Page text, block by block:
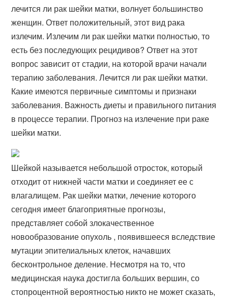
лечится ли рак шейки матки, волнует большинство
женщин. Ответ положительный, этот вид рака
излечим. Излечим ли рак шейки матки полностью, то
есть без последующих рецидивов? Ответ на этот
вопрос зависит от стадии, на которой врачи начали
терапию заболевания. Лечится ли рак шейки матки.
Какие имеются первичные симптомы и признаки
заболевания. Важность диеты и правильного питания
в процессе терапии. Прогноз на излечение при раке
шейки матки.
Шейкой называется небольшой отросток, который
отходит от нижней части матки и соединяет ее с
влагалищем. Рак шейки матки, лечение которого
сегодня имеет благоприятные прогнозы,
представляет собой злокачественное
новообразование опухоль , появившееся вследствие
мутации эпителиальных клеток, начавших
бесконтрольное деление. Несмотря на то, что
медицинская наука достигла больших вершин, со
стопроцентной вероятностью никто не может сказать,